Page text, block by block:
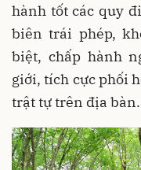
hành tốt các quy
biên trái phép,
biệt, chấp hành
giới, tích cực phối
trật tự trên địa bàn.